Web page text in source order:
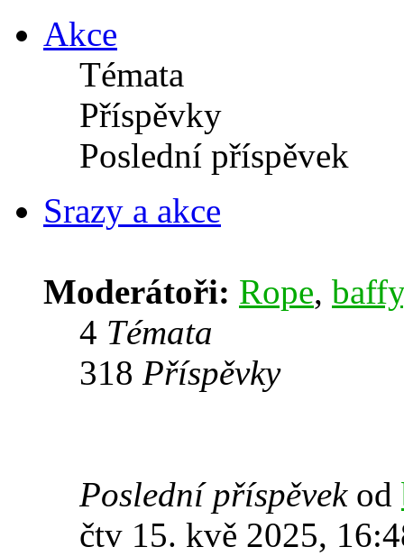
Akce
Témata
Příspěvky
Poslední příspěvek
Srazy a akce
Moderátoři: Rope, baffy
4 Témata
318 Příspěvky
Poslední příspěvekod
čtv 15. kvě 2025,